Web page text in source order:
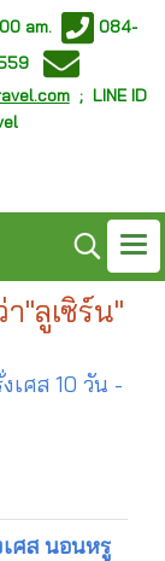
am.
084-
; LINE ID
"ลูเซิร์น"
เศส 10 วัน -
เศส นอนหรู